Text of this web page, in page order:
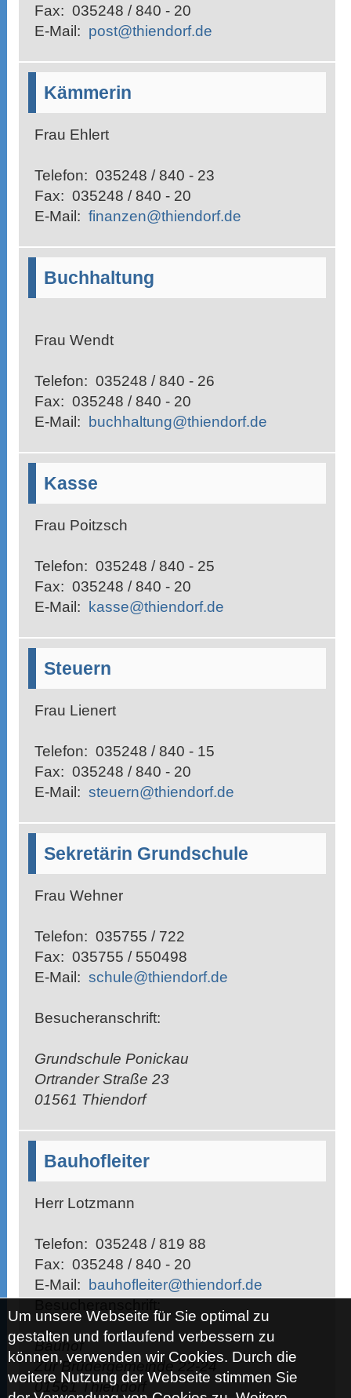
Fax: 035248 / 840 - 20
E-Mail: post@thiendorf.de
Kämmerin
Frau Ehlert
Telefon: 035248 / 840 - 23
Fax: 035248 / 840 - 20
E-Mail: finanzen@thiendorf.de
Buchhaltung
Frau Wendt
Telefon: 035248 / 840 - 26
Fax: 035248 / 840 - 20
E-Mail:
buchhaltung@thiendorf.de
Kasse
Frau Poitzsch
Telefon: 035248 / 840 - 25
Fax: 035248 / 840 - 20
E-Mail:
kasse@thiendorf.de
Steuern
Frau Lienert
Telefon: 035248 / 840 - 15
Fax: 035248 / 840 - 20
E-Mail: steuern@thiendorf.de
Sekretärin Grundschule
Frau Wehner
Telefon: 035755 / 722
Fax: 035755 / 550498
E-Mail: schule@thiendorf.de
Besucheranschrift:
Grundschule Ponickau
Ortrander Straße 23
01561 Thiendorf
Bauhofleiter
Herr Lotzmann
Telefon: 035248 / 819 88
Fax: 035248 / 840 - 20
E-Mail:
bauhofleiter@thiendorf.de
Bauhof
Zur Brüdergemeinde 22-24
01561 Thiendorf
Um unsere Webseite für Sie optimal zu
gestalten und fortlaufend verbessern zu
können, verwenden wir Cookies. Durch die
weitere Nutzung der Webseite stimmen Sie